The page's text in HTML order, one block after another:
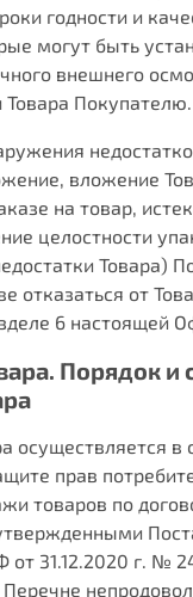
годности и
могут быть
внешнего
Покупателю.
вложение
на товар,
целостности
Товара)
отказаться от
6 настоящей
Порядок и
осуществляется в
прав
товаров по
от 31.12.2020 г. №